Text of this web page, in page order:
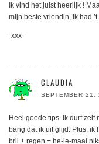
Ik vind het juist heerlijk !
mijn beste vriendin, ik had
-xxx-
CLAUDIA
SEPTEMBER
Heel goede tips. Ik durf zelf
bang dat ik uit glijd. Plus, ik
bril + regen = he-le-maal